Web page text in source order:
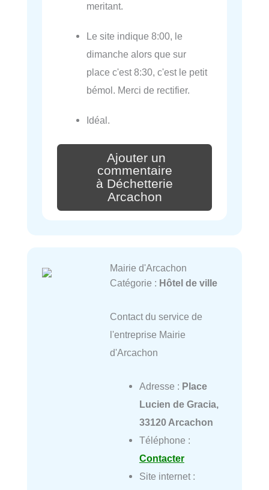
meritant.
Le site indique 8:00, le
dimanche alors que sur
place c'est 8:30, c'est le petit
bémol. Merci de rectifier.
Idéal.
Ajouter un
commentaire
à Déchetterie
Arcachon
Mairie d'Arcachon
Catégorie : Hôtel de ville
Contact du service de
l'entreprise Mairie
d'Arcachon
Adresse : Place
Lucien de Gracia,
33120 Arcachon
Téléphone :
Contacter
Site internet :